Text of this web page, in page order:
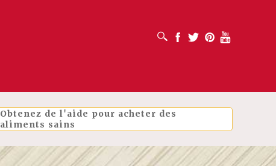
OUVRIR LA BOÎTE DE RECHERCHE
Facebook
Twitter PinterestYoutube
Obtenez de l'aide pour acheter des
aliments sains